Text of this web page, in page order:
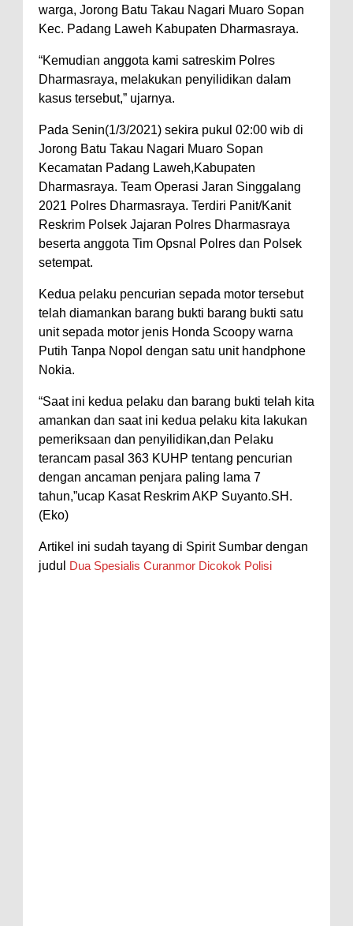
warga, Jorong Batu Takau Nagari Muaro Sopan
Kec. Padang Laweh Kabupaten Dharmasraya.
“Kemudian anggota kami satreskim Polres
Dharmasraya, melakukan penyilidikan dalam
kasus tersebut,” ujarnya.
Pada Senin(1/3/2021) sekira pukul 02:00 wib di
Jorong Batu Takau Nagari Muaro Sopan
Kecamatan Padang Laweh,Kabupaten
Dharmasraya. Team Operasi Jaran Singgalang
2021 Polres Dharmasraya. Terdiri Panit/Kanit
Reskrim Polsek Jajaran Polres Dharmasraya
beserta anggota Tim Opsnal Polres dan Polsek
setempat.
Kedua pelaku pencurian sepada motor tersebut
telah diamankan barang bukti barang bukti satu
unit sepada motor jenis Honda Scoopy warna
Putih Tanpa Nopol dengan satu unit handphone
Nokia.
“Saat ini kedua pelaku dan barang bukti telah kita
amankan dan saat ini kedua pelaku kita lakukan
pemeriksaan dan penyilidikan,dan Pelaku
terancam pasal 363 KUHP tentang pencurian
dengan ancaman penjara paling lama 7
tahun,”ucap Kasat Reskrim AKP Suyanto.SH.
(Eko)
Artikel ini sudah tayang di Spirit Sumbar dengan
judul Dua Spesialis Curanmor Dicokok Polisi